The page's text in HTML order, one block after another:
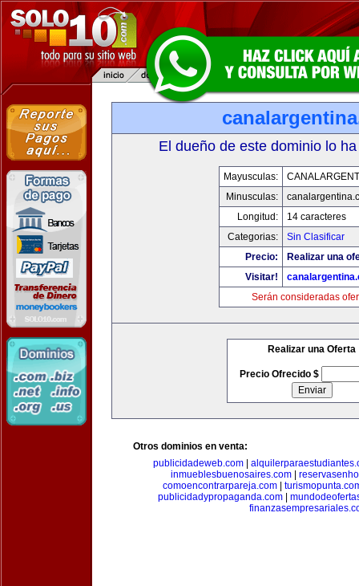
El dueño de este dominio lo
Mayusculas:
Minusculas:
Longitud:
14 caracteres
Categorias:
Sin Clasificar
Precio:
Realizar una
Visitar!
Serán consideradas
Realizar una Oferta
Precio Ofrecido $
Otros dominios en venta:
publicidadeweb.com|
inmueblesbuenosaires.com|
comoencontrarpareja.com
publicidadypropaganda.com|